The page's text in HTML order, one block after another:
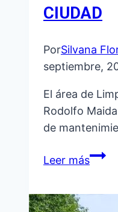
CIUDAD
PorSilvana
septiembre,
El área de
Rodolfo
de
Leer más